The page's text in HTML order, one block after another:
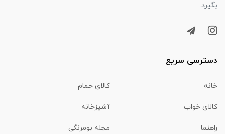
بگیرد.
دسترسی سریع
خانه کالای حمام
کالای خواب آشپزخانه
راهنما مجله بومرنگی